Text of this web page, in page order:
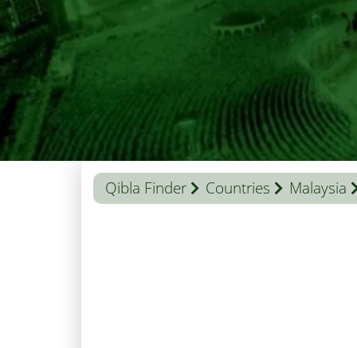
Qibla Finder Countries Malaysia